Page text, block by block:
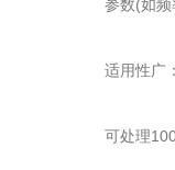
参数(如频率
适用性广：
可处理